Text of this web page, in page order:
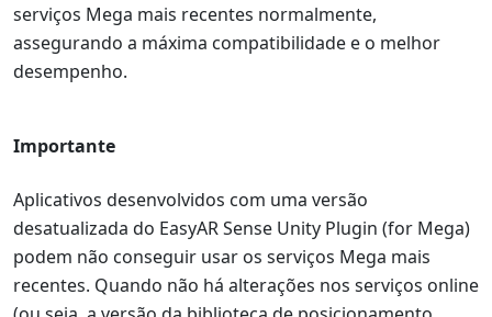
serviços Mega mais recentes normalmente,
assegurando a máxima compatibilidade e o melhor
desempenho.
Importante
Aplicativos desenvolvidos com uma versão
desatualizada do EasyAR Sense Unity Plugin (for Mega)
podem não conseguir usar os serviços Mega mais
recentes. Quando não há alterações nos serviços online